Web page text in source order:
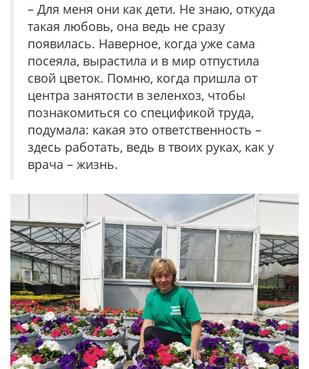
– Для меня они как дети. Не знаю, откуда
такая любовь, она ведь не сразу
появилась. Наверное, когда уже сама
посеяла, вырастила и в мир отпустила
свой цветок. Помню, когда пришла от
центра занятости в зеленхоз, чтобы
познакомиться со спецификой труда,
подумала: какая это ответственность –
здесь работать, ведь в твоих руках, как у
врача – жизнь.